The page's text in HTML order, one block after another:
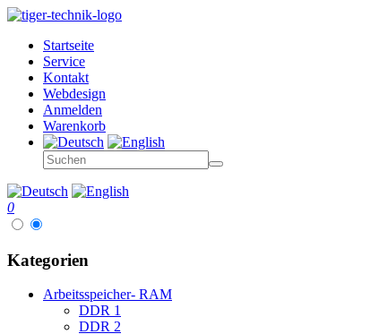
Startseite
Service
Kontakt
Webdesign
Anmelden
Warenkorb
0
Kategorien
Arbeitsspeicher- RAM
DDR 1
DDR 2